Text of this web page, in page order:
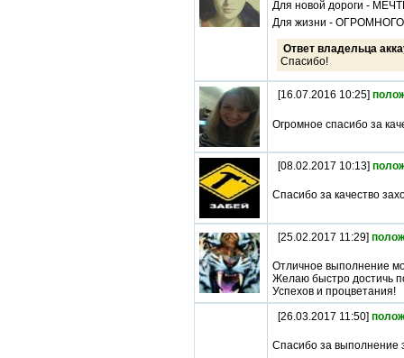
Для новой дороги -
Для жизни -
Ответ владельца
Спасибо!
[16.07.2016 10:25]
Огромное спасибо за
[08.02.2017 10:13]
Спасибо за качество
[25.02.2017 11:29]
Отличное выполнение
Желаю быстро достичь
Успехов и процветания!
[26.03.2017 11:50]
Спасибо за выполнение